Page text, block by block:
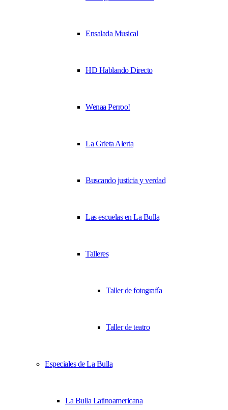
Ensalada Musical
HD Hablando Directo
Wenaa Perroo!
La Grieta Alerta
Buscando justicia y verdad
Las escuelas en La Bulla
Talleres
Taller de fotografía
Taller de teatro
Especiales de La Bulla
La Bulla Latinoamericana